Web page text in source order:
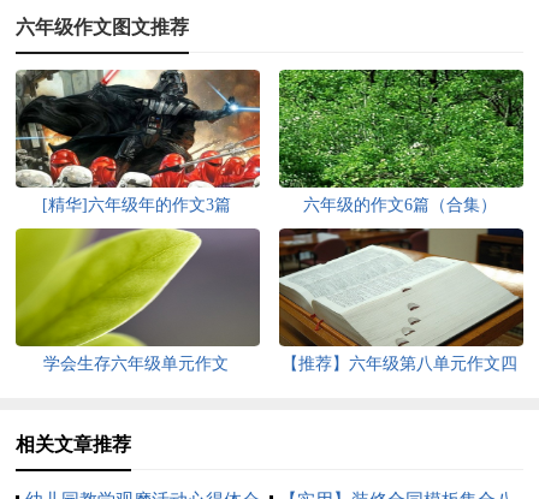
六年级作文图文推荐
[精华]六年级年的作文3篇 六年级的作文6篇（合集）
学会生存六年级单元作文
【推荐】六年级第八单元作文四
相关文章推荐